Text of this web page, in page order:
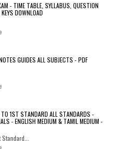
- TIME TABLE, SYLLABUS, QUESTION
DOWNLOAD
GUIDES ALL SUBJECTS - PDF
1ST STANDARD ALL STANDARDS -
- ENGLISH MEDIUM & TAMIL MEDIUM -